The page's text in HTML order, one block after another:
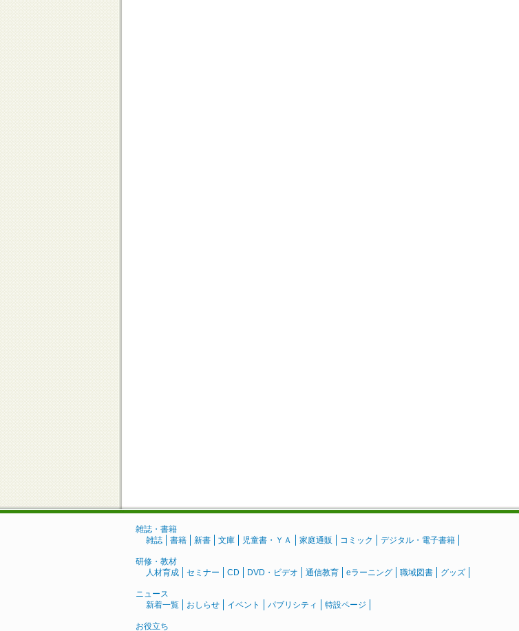
雑誌・書籍
雑誌
書籍 新書 文庫 児童書・ＹＡ 家庭通販 コミック デジタル・電子書籍
研修・教材
人材育成
セミナー CD DVD・ビデオ 通信教育 eラーニング 職域図書 グッズ
ニュース
新着一覧
おしらせ イベント パブリシティ 特設ページ
お役立ち